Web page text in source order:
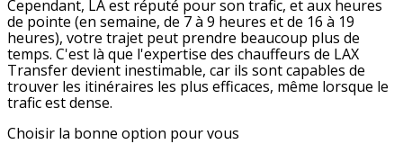
Cependant, LA est réputé pour son trafic, et aux heures
de pointe (en semaine, de 7 à 9 heures et de 16 à 19
heures), votre trajet peut prendre beaucoup plus de
temps. C'est là que l'expertise des chauffeurs de LAX
Transfer devient inestimable, car ils sont capables de
trouver les itinéraires les plus efficaces, même lorsque le
trafic est dense.
Choisir la bonne option pour vous